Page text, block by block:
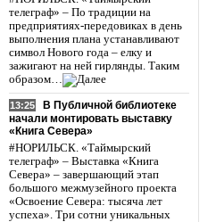
телеграф» – По традиции на
предприятиях-передовиках в день
выполнения плана устанавливают
символ Нового года – елку и
зажигают на ней гирлянды. Таким
образом…
13:25
В Публичной библиотеке
начали монтировать выставку
«Книга Севера»
#НОРИЛЬСК. «Таймырский
телеграф» – Выставка «Книга
Севера» – завершающий этап
большого межмузейного проекта
«Освоение Севера: тысяча лет
успеха». Три сотни уникальных